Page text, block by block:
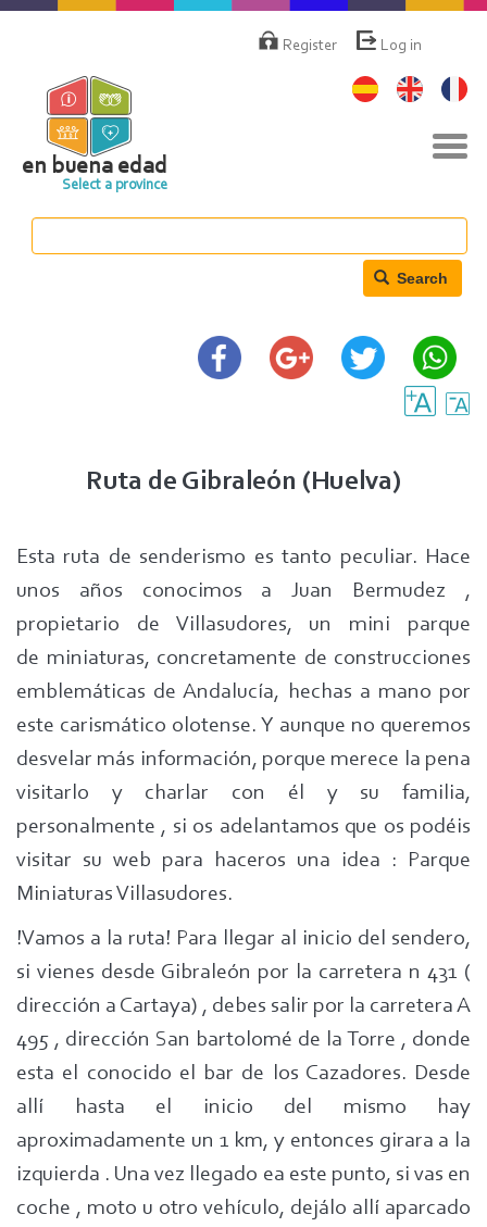
Skip
content
deRegister Log in
en buena edad
Select a province
Search
Ruta de Gibraleón (Huelva)
Esta ruta de senderismo es tanto peculiar. Hace
unos años conocimos a Juan Bermudez ,
propietario de Villasudores, un mini parque
de miniaturas, concretamente de construcciones
emblemáticas de Andalucía, hechas a mano por
este carismático olotense. Y aunque no queremos
desvelar más información, porque merece la pena
visitarlo y charlar con él y su familia,
personalmente , si os adelantamos que os podéis
visitar su web para haceros una idea : Parque
Miniaturas Villasudores.
!Vamos a la ruta! Para llegar al inicio del sendero,
si vienes desde Gibraleón por la carretera n 431 (
dirección a Cartaya) , debes salir por la carretera A
495 , dirección San bartolomé de la Torre , donde
esta el conocido el bar de los Cazadores. Desde
allí hasta el inicio del mismo hay
aproximadamente un 1 km, y entonces girara a la
izquierda . Una vez llegado ea este punto, si vas en
coche , moto u otro vehículo, dejálo allí aparcado